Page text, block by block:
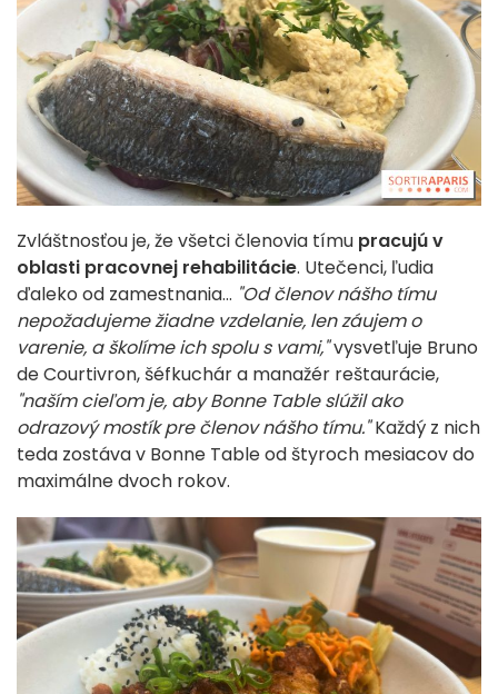
Zvláštnosťou je, že všetci členovia tímu pracujú v
oblasti pracovnej rehabilitácie. Utečenci, ľudia
ďaleko od zamestnania... "Od členov nášho tímu
nepožadujeme žiadne vzdelanie, len záujem o
varenie, a školíme ich spolu s vami,"vysvetľuje Bruno
de Courtivron, šéfkuchár a manažér reštaurácie,
"naším cieľom je, aby Bonne Table slúžil ako
odrazový mostík pre členov nášho tímu."Každý z nich
teda zostáva v Bonne Table od štyroch mesiacov do
maximálne dvoch rokov.